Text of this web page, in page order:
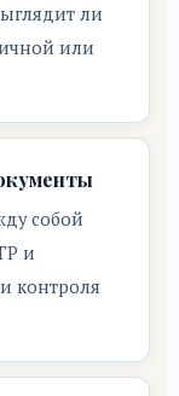
ли
или
собой
и
контроля